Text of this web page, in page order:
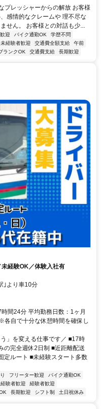
プレッシャーからの解放 お客様
感情的なクレームや 理不尽な
せん。 お客様との対話も少...
迎 バイク通勤OK
学歴不問
未経験者歓迎 交通費全額支給
午前
ランクOK 交通費支給 長期歓迎
経験OK／体験入社有
｣より車10分
間24分 平均勤務日数：1ヶ月
自で十分な休憩時間を確保し
」を変える仕事です／ ■17時
の完全週休2日制 ■近距離配送
定ルート ■未経験スタート多数
フリーター歓迎
バイク通勤OK
験者歓迎
経験者歓迎
長期歓迎 シフト制 土日祝休み